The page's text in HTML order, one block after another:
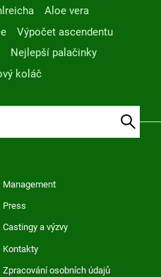
Aloe vera
Výpočet ascendentu
Nejlepší palačinky
koláč
Management
Press
Castingy a výzvy
Kontakty
Zpracování osobních údajů